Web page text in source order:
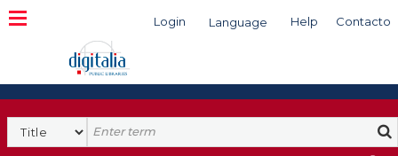
Login Language Help Contacto
Search